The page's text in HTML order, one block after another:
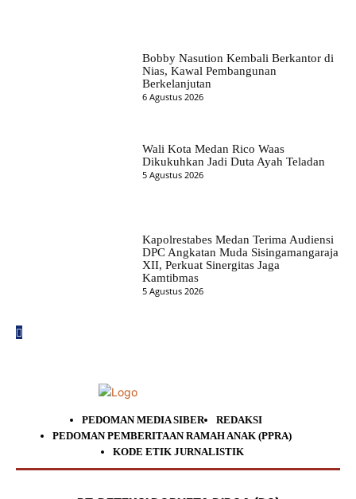
Bobby Nasution Kembali Berkantor di
Nias, Kawal Pembangunan
Berkelanjutan
6 Agustus 2026
Wali Kota Medan Rico Waas
Dikukuhkan Jadi Duta Ayah Teladan
5 Agustus 2026
Kapolrestabes Medan Terima Audiensi
DPC Angkatan Muda Sisingamangaraja
XII, Perkuat Sinergitas Jaga
Kamtibmas
5 Agustus 2026
PEDOMAN MEDIA SIBER
REDAKSI
PEDOMAN PEMBERITAAN RAMAH ANAK (PPRA)
KODE ETIK JURNALISTIK